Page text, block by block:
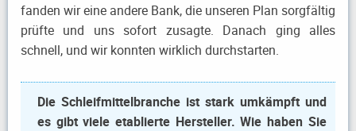
fanden wir eine andere Bank, die unseren Plan sorgfältig
prüfte und uns sofort zusagte. Danach ging alles
schnell, und wir konnten wirklich durchstarten.
Die Schleifmittelbranche ist stark umkämpft und
es gibt viele etablierte Hersteller. Wie haben Sie